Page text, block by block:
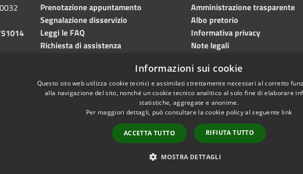
Prenotazione appuntamento
Segnalazione disservizio
Leggi le FAQ
Richiesta di assistenza
Amministrazione trasparente
Albo pretorio
Informativa privacy
Note legali
Meccanismo di feedback
Copyright © 2026 •
Informazioni sui cookie
Questo sito web utilizza cookie tecnici e assimilati strettamente necessari al corretto
alla navigazione del sito, nonché un cookie tecnico analitico al solo fine di elaborare
statistiche, aggregate e anonime.
Per maggiori dettagli, può consultare la cookie policy al seguente link
ACCETTA TUTTO RIFIUTA TUTTO
MOSTRA DETTAGLI